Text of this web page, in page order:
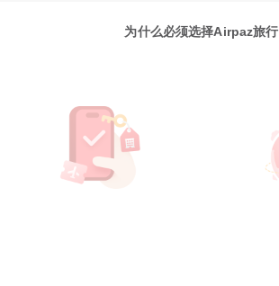
为什么必须选择Airpaz旅行